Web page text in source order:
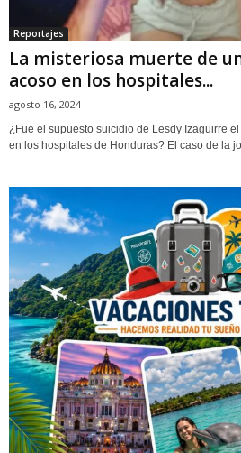
Reportajes
La misteriosa muerte de
acoso en los hospitales...
agosto 16, 2024
¿Fue el supuesto suicidio de Lesdy Izaguirre
en los hospitales de Honduras? El caso de la